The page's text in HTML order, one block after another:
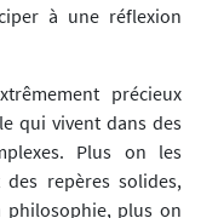
à une réflexion
précieux
qui vivent dans des
Plus on les
repères solides,
philosophie, plus on